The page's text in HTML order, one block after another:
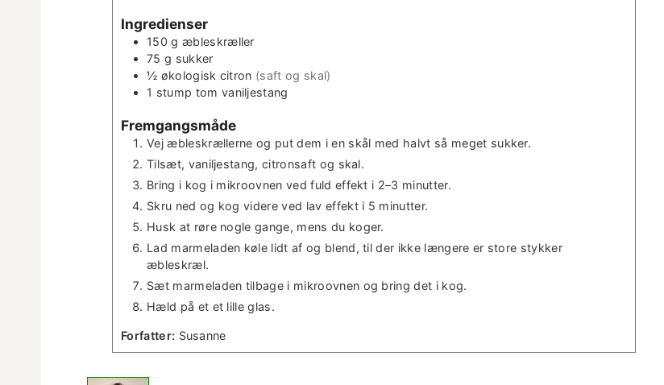
Ingre­di­enser
150 g æbleskræller
75 g sukker
½ økol­o­gisk cit­ron (saft og skal)
1 stump tom vanil­jes­tang
Frem­gangsmåde
Vej æbleskrællerne og put dem i en skål med halvt så meget sukker.
Tilsæt, vanil­jes­tang, cit­ron­saft og skal.
Bring i kog i mikroov­nen ved fuld effekt i 2–3 minutter.
Skru ned og kog videre ved lav effekt i 5 minutter.
Husk at røre nogle gange, mens du koger.
Lad marme­laden køle lidt af og blend, til der ikke læn­gere er store stykker
æbleskræl.
Sæt marme­laden tilbage i mikroov­nen og bring det i kog.
Hæld på et et lille glas.
For­fat­ter: Susanne